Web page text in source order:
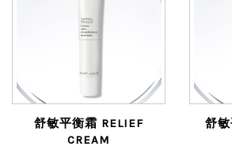
舒敏平衡霜 RELIEF
CREAM
舒